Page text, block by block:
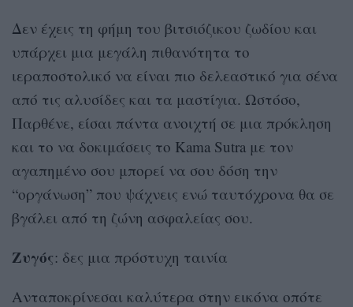
Δεν έχεις τη φήμη του βιτσιόζικου ζωδίου και
υπάρχει μια μεγάλη πιθανότητα το
ιεραποστολικό να είναι πιο δελεαστικό για σένα
από τις αλυσίδες και τα μαστίγια. Ωστόσο,
Παρθένε, είσαι πάντα ανοιχτή σε μια πρόκληση
και το να δοκιμάσεις το Kama Sutra με τον
αγαπημένο σου μπορεί να σου δόση την
“οργάνωση” που ψάχνεις ενώ ταυτόχρονα θα σε
βγάλει από τη ζώνη ασφαλείας σου.
Ζυγός: δες μια πρόστυχη ταινία
Ανταποκρίνεσαι καλύτερα στην εικόνα οπότε